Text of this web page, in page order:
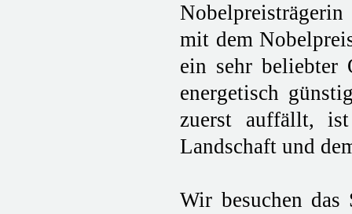
mit dem
ein sehr beliebter
energetisch
zuerst auffällt,
Landschaft und
Wir besuchen